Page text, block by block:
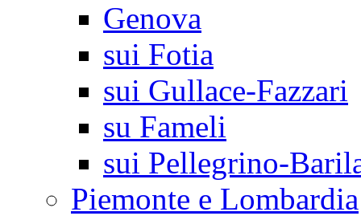
Genova
sui Fotia
sui Gullace-Fazzari
su Fameli
sui Pellegrino-
Piemonte e Lombardia